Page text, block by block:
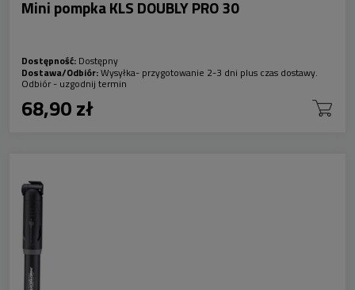
Mini pompka KLS DOUBLY PRO 30
Dostępność: Dostępny
Dostawa/Odbiór:Wysyłka- przygotowanie 2-3 dni plus czas dostawy.
Odbiór - uzgodnij termin
68,90 zł